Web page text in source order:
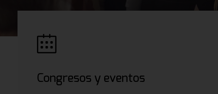
Congresos y eventos